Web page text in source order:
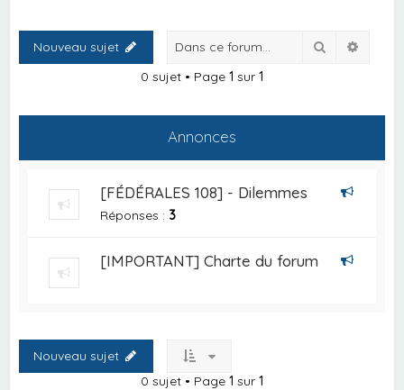
Nouveau sujet Rechercher
0 sujet • Page 1 sur 1
Annonces
[FÉDÉRALES 108] - Dilemmes
Réponses : 3
[IMPORTANT] Charte du forum
Nouveau sujet
0 sujet • Page 1 sur 1